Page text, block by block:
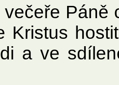
Páně
Kristus
a ve